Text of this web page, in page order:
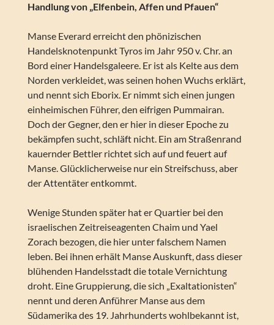
Handlung von „Elfenbein, Affen und Pfauen“
Manse Everard erreicht den phönizischen
Handelsknotenpunkt Tyros im Jahr 950 v. Chr. an
Bord einer Handelsgaleere. Er ist als Kelte aus dem
Norden verkleidet, was seinen hohen Wuchs erklärt,
und nennt sich Eborix. Er nimmt sich einen jungen
einheimischen Führer, den eifrigen Pummairan.
Doch der Gegner, den er hier in dieser Epoche zu
bekämpfen sucht, schläft nicht. Ein am Straßenrand
kauernder Bettler richtet sich auf und feuert auf
Manse. Glücklicherweise nur ein Streifschuss, aber
der Attentäter entkommt.
Wenige Stunden später hat er Quartier bei den
israelischen Zeitreiseagenten Chaim und Yael
Zorach bezogen, die hier unter falschem Namen
leben. Bei ihnen erhält Manse Auskunft, dass dieser
blühenden Handelsstadt die totale Vernichtung
droht. Eine Gruppierung, die sich „Exaltationisten“
nennt und deren Anführer Manse aus dem
Südamerika des 19. Jahrhunderts wohlbekannt ist,